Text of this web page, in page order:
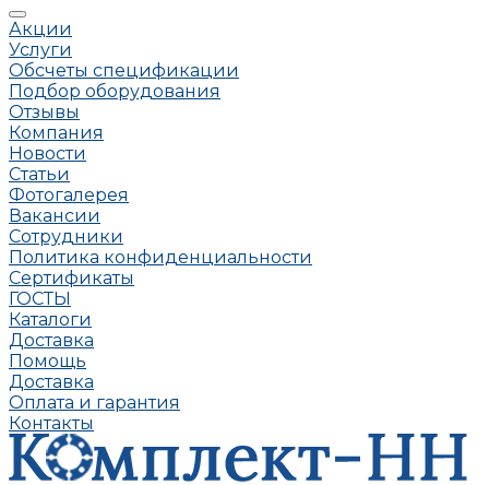
Акции
Услуги
Обсчеты спецификации
Подбор оборудования
Отзывы
Компания
Новости
Статьи
Фотогалерея
Вакансии
Сотрудники
Политика конфиденциальности
Сертификаты
ГОСТЫ
Каталоги
Доставка
Помощь
Доставка
Оплата и гарантия
Контакты